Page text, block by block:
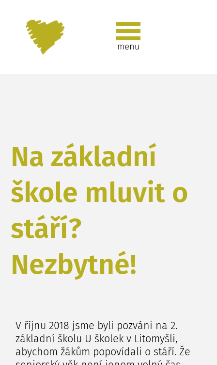
Na základní
škole mluvit o
stáří?
Nezbytné!
V říjnu 2018 jsme byli pozváni na 2.
základní školu U školek v Litomyšli,
abychom žákům popovídali o stáří. Že